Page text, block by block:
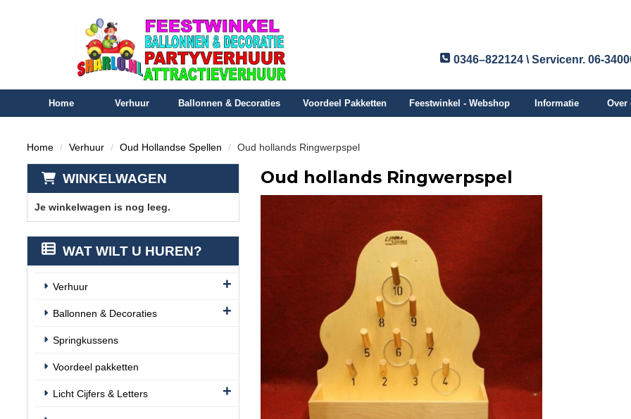
0346–822124 \ Servicenr. 06-
Home Verhuur Ballonnen & Decoraties Voordeel Pakketten Feestwinkel - Webshop Informatie Over
Home Verhuur Oud Hollandse Spellen Oud hollands Ringwerpspel
WINKELWAGEN
Je winkelwagen is nog leeg.
WAT WILT U HUREN?
Verhuur
Ballonnen & Decoraties
Springkussens
Voordeel pakketten
Licht Cijfers & Letters
Oud hollands Ringwerpspel